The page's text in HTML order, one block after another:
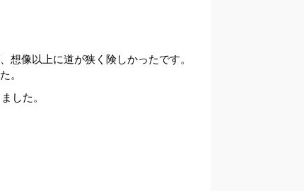
想像以上に道が狭く険しかったです。
。
した。